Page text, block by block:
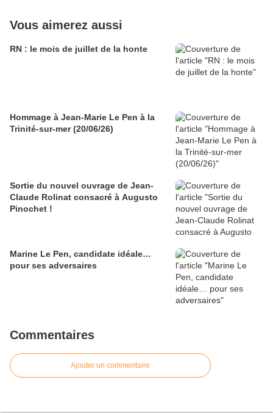
Vous aimerez aussi
RN : le mois de juillet de la honte
Hommage à Jean-Marie Le Pen à la
Trinité-sur-mer (20/06/26)
Sortie du nouvel ouvrage de Jean-
Claude Rolinat consacré à Augusto
Pinochet !
Marine Le Pen, candidate idéale…
pour ses adversaires
Commentaires
Ajouter un commentaire